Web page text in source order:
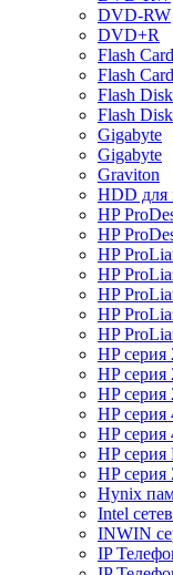
DVD-RW
DVD+R
Flash Card
Flash Card
Flash Disk
Flash Disk
Gigabyte
Gigabyte
Graviton
HDD для
HP
HP
HP
HP
HP
HP
HP
HP серия
HP серия
HP серия
HP серия
HP серия
HP серия
HP серия
Hynix
Intel
INWIN
IP